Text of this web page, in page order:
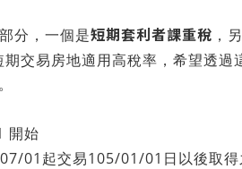
分，一個是短期套利者課重稅 ，
交易房地適用高稅率，希望透過
開始
01起交易105/01/01日以後取得